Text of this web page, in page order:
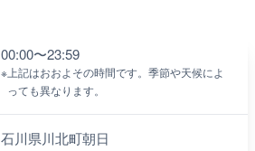
00:00〜23:59
※ 上記はおおよその時間です。季節や天候によ
っても異なります。
石川県川北町朝日